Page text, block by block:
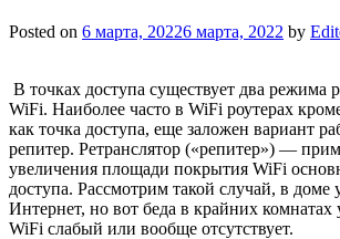
Posted on 6 марта, 20226 марта, 2022 by
В точках доступа существует два режима
WiFi. Наиболее часто в WiFi роутерах
как точка доступа, еще заложен вариант
репитер. Ретранслятор («репитер») —
увеличения площади покрытия WiFi
доступа. Рассмотрим такой случай, в доме
Интернет, но вот беда в крайних комнатах
WiFi слабый или вообще отсутствует.